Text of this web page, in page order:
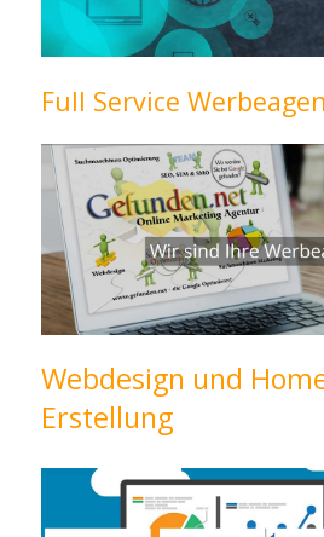
Full Service
Webdesign und
Erstellung